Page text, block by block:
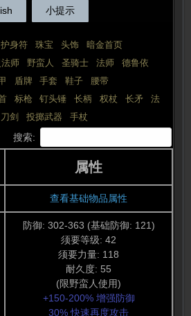
小提示
护身符 珠宝 头饰 | 暗金首页
师 野蛮人 圣骑士 | 法师 | 德鲁依
盾牌 | 手套 | 鞋子
腰带
| 标枪 | 钉头锤 | 长柄 | 权杖 | 长矛 | 法
刀剑 投掷武器 手杖
搜索:
属性
查看基础物品属性
防御: 302-363 (基础防御: 121)
须要等级: 42
须要力量: 118
耐久度: 55
(限野蛮人使用)
+150-200% 增强防御
30% 快速再度攻击